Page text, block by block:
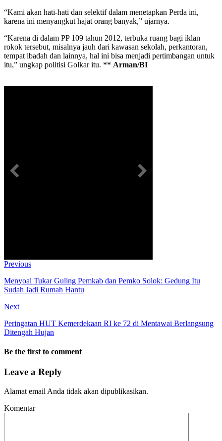
“Kami akan hati-hati dan selektif dalam menetapkan Perda ini,
karena ini menyangkut hajat orang banyak,” ujarnya.
“Karena di dalam PP 109 tahun 2012, terbuka ruang bagi iklan
rokok tersebut, misalnya jauh dari kawasan sekolah, perkantoran,
tempat ibadah dan lainnya, hal ini bisa menjadi pertimbangan untuk
itu,” ungkap politisi Golkar itu. ** Arman/BI
Previous
Menyoal Tukar Guling Pemkab dan Pemko Solok: Gedung Itu
Sudah Jadi Rumah Hantu
Next
Peringatan HUT Kemerdekaan RI ke 72 di Mentawai Berlangsung
Ditengah Hujan
Be the first to comment
Leave a Reply
Alamat email Anda tidak akan dipublikasikan.
Komentar